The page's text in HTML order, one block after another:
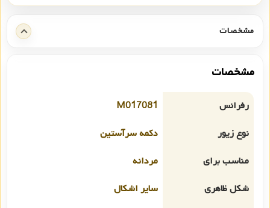
مشخصات
مشخصات
رفرانس
M017081
نوع زیور
دکمه سرآستین
مناسب برای
مردانه
شکل ظاهری
سایر اشکال